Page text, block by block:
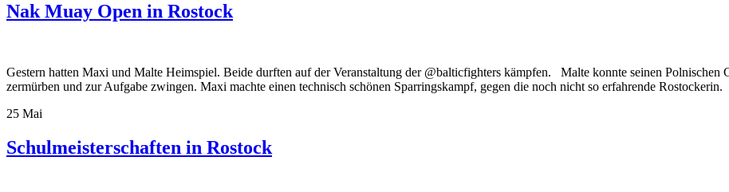
Nak Muay Open in Rostock
Gestern hatten Maxi und Malte Heimspiel. Beide durften auf der Veranstaltung der @balticfighters kämpfen. Malte konnte seinen Polnischen
zermürben und zur Aufgabe zwingen. Maxi machte einen technisch schönen Sparringskampf, gegen die noch nicht so erfahrende
25 Mai
Schulmeisterschaften in Rostock